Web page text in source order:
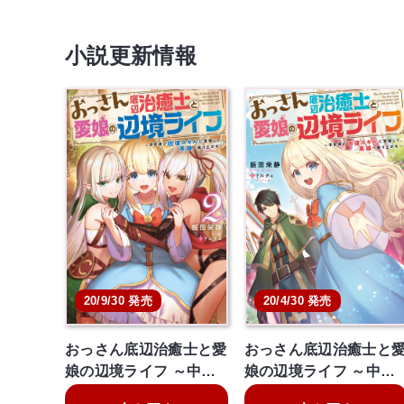
小説更新情報
20/9/30 発売
おっさん底辺治癒士と愛
娘の辺境ライフ ～中…
20/4/30 発売
おっさん底辺治癒士と
娘の辺境ライフ ～中…